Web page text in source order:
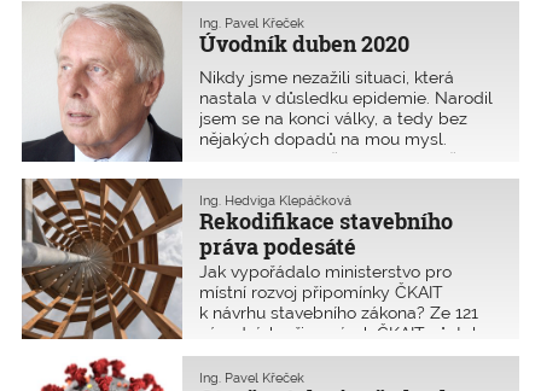
Úvodník duben 2020
Ing. Pavel Křeček
Nikdy jsme nezažili situaci, která
nastala v důsledku epidemie. Narodil
jsem se na konci války, a tedy bez
nějakých dopadů na mou mysl.
Komunistický puč jsem vzdáleně
vnímal v rámci bouřlivých debat
v rodině. Určitě to nebyly debaty ke
chvále Gottwaldových kluků.
Šedesátý
Rekodifikace stavebního
práva podesáté
Ing. Hedviga Klepáčková
Jak vypořádalo ministerstvo pro
místní rozvoj připomínky ČKAIT
k návrhu stavebního zákona? Ze 121
zásadních připomínek ČKAIT zůstalo
na konci února 2020 nevypořádaných
24 výhrad, které ČKAIT považuje za
Ing. Pavel Křeček